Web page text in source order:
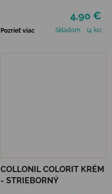
4,90 €
Pozrieť viac Skladom (4 ks)
COLLONIL COLORIT KRÉM
- STRIEBORNÝ